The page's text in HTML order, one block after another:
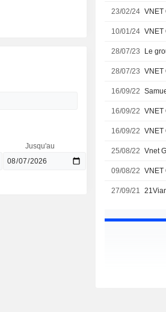
23/02/24
10/01/24 VNET
28/07/23
28/07/23 VNET
16/09/22
16/09/22
16/09/22 VNET
25/08/22
09/08/22 VNET
27/09/21
Jusqu'au